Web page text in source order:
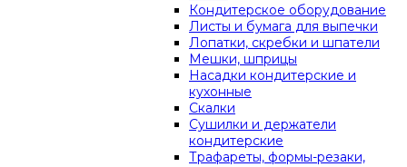
Кондитерское оборудование
Листы и бумага для выпечки
Лопатки, скребки и шпатели
Мешки, шприцы
Насадки кондитерские и
кухонные
Скалки
Сушилки и держатели
кондитерские
Трафареты, формы-резаки,